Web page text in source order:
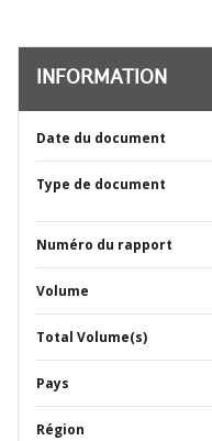
INFORMATION
Date du document
Type de document
Numéro du rapport
Volume
Total Volume(s)
Pays
Région